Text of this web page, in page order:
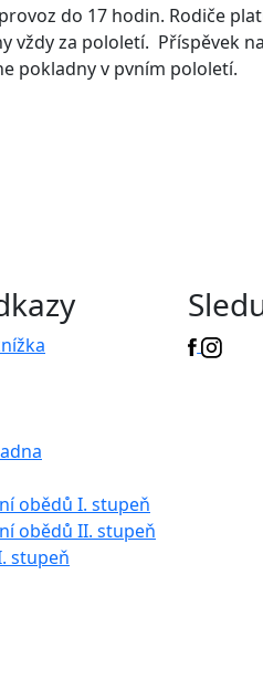
do 17 hodin. Rodiče
vždy za pololetí. Příspěvek
pokladny v pvním pololetí.
obědů I. stupeň
obědů II. stupeň
stupeň